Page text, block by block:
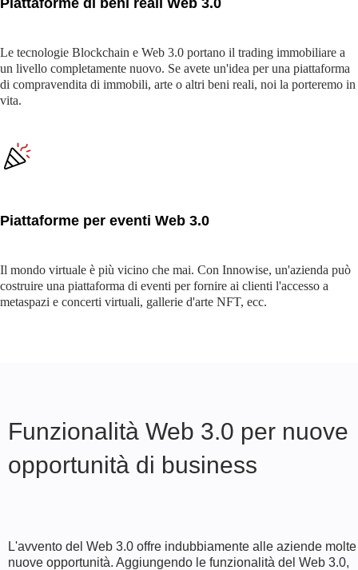
Piattaforme di beni reali Web 3.0
Le tecnologie Blockchain e Web 3.0 portano il trading immobiliare a
un livello completamente nuovo. Se avete un'idea per una piattaforma
di compravendita di immobili, arte o altri beni reali, noi la porteremo in
vita.
Piattaforme per eventi Web 3.0
Il mondo virtuale è più vicino che mai. Con Innowise, un'azienda può
costruire una piattaforma di eventi per fornire ai clienti l'accesso a
metaspazi e concerti virtuali, gallerie d'arte NFT, ecc.
Funzionalità Web 3.0 per nuove
opportunità di business
L'avvento del Web 3.0 offre indubbiamente alle aziende molte
nuove opportunità. Aggiungendo le funzionalità del Web 3.0,